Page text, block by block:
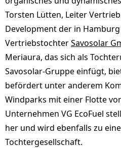
Torsten Lütten, Leiter
Development der in
VertriebstochterSavosolar
Meriaura, das sich als
Savosolar-Gruppe einfügt,
befördert unter anderem
Windparks mit einer Flotte
Unternehmen VG EcoFuel
her und wird ebenfalls zu
Tochtergesellschaft.